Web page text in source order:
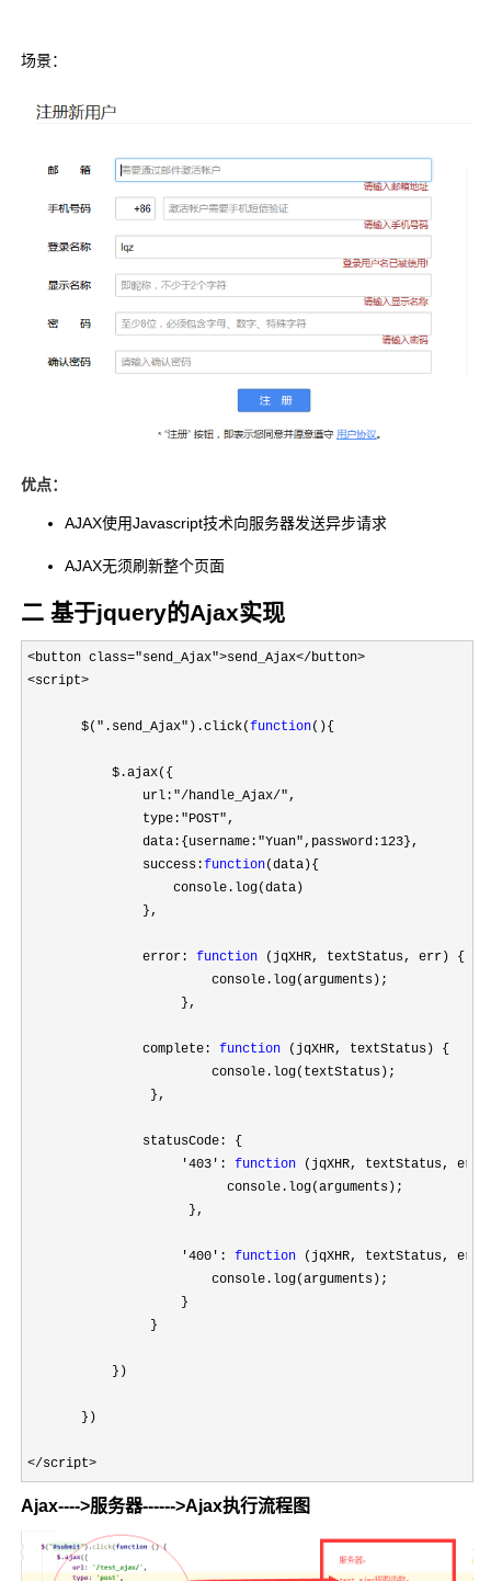
场景：
优点：
AJAX使用Javascript技术向服务器发送异步请求
AJAX无须刷新整个页面
二 基于jquery的Ajax实现
<button class="send_Ajax">send_Ajax</button>
<script>
       $(
".send_Ajax").click(function(){
           $.ajax({
               url:
"/handle_Ajax/",
               type:
"POST",
               data:{username:
"Yuan",password:123 },
               success:
function(data){
                   console.log(data)
               },
               error:
function (jqXHR, textStatus, err) {
                        console.log(arguments);
                    },
               complete:
function (jqXHR, textStatus) {
                        console.log(textStatus);
                },
               statusCode: {
'403': function (jqXHR, textStatus,
                          console.log(arguments);
                     },
'400': function (jqXHR, textStatus,
                        console.log(arguments);
                    }
                }
           })
       })
</script>
Ajax---->服务器------>Ajax执行流程图